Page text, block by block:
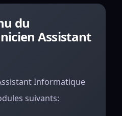
du
Assistant
Informatique
suivants: